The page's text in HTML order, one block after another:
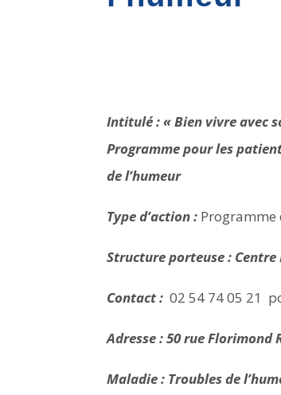
Intitulé : « Bien vivre avec
Programme pour les
de l’humeur
Type d’action : Programme
Structure porteuse :
Contact :02 54 74 05 21
Adresse : 50 rue Florimond
Maladie : Troubles de